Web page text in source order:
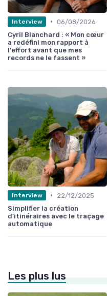
Interview • 06/08/2026
Cyril Blanchard : « Mon cœur
a redéfini mon rapport à
l'effort avant que mes
records ne le fassent »
Interview •
22/12/2025
Simplifier la création
d'itinéraires avec le traçage
automatique
Les plus lus